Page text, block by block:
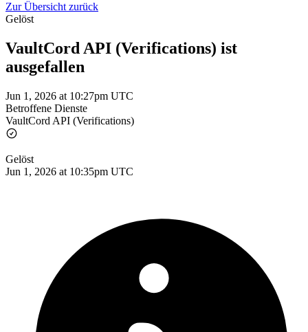
Zur Übersicht zurück
Gelöst
VaultCord API (Verifications) ist
ausgefallen
Jun 1, 2026 at 10:27pm UTC
Betroffene Dienste
VaultCord API (Verifications)
Gelöst
Jun 1, 2026 at 10:35pm UTC